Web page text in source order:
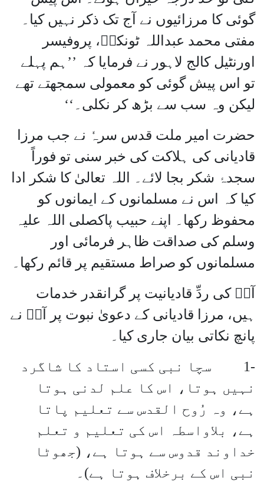
گوئی کا مرزائیوں نے آج تک ذکر نہیں کیا۔
مفتی محمد عبداللہ ٹونکیؒ، پروفیسر
اورنٹیل کالج لاہور نے فرمایا کہ ’’ہم پہلے
تو اس پیش گوئی کو معمولی سمجھتے تھے
لیکن وہ سب سے بڑھ کر نکلی۔‘‘
حضرت امیر ملت قدس سرہٗ نے جب مرزا
قادیانی کی ہلاکت کی خبر سنی تو فوراً
سجدۂ شکر بجا لائے۔ اللہ تعالیٰ کا شکر ادا
کیا کہ اس نے مسلمانوں کے ایمانوں کو
محفوظ رکھا۔ اپنے حبیب پاکصلی اللہ علیہ
وسلم کی صداقت ظاہر فرمائی اور
مسلمانوں کو صراط مستقیم پر قائم رکھا۔
آپؒ کی ردِّ قادیانیت پر گرانقدر خدمات
ہیں، مرزا قادیانی کے دعویٰ نبوت پر آپؒ نے
پانچ نکاتی بیان جاری کیا۔
-1 سچا نبی کسی استاد کا شاگرد
نہیں ہوتا، اس کا علم لدنی ہوتا
ہے، وہ رُوح القدس سے تعلیم پاتا
ہے، بلاواسطہ اس کی تعلیم و تعلم
خداوند قدوس سے ہوتا ہے، (جھوٹا
نبی اس کے برخلاف ہوتا ہے)۔